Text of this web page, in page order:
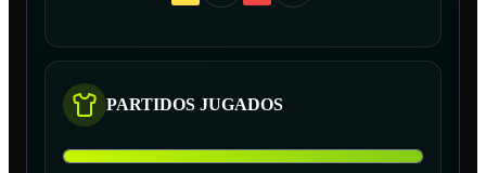
PARTIDOS JUGADOS